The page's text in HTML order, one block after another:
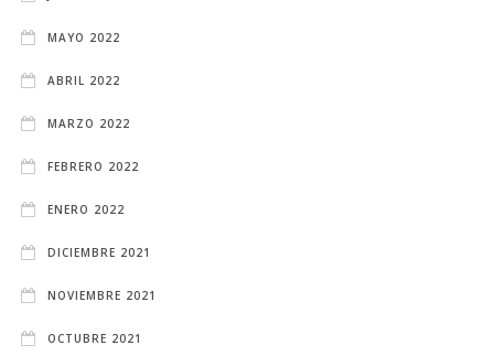
MAYO 2022
ABRIL 2022
MARZO 2022
FEBRERO 2022
ENERO 2022
DICIEMBRE 2021
NOVIEMBRE 2021
OCTUBRE 2021